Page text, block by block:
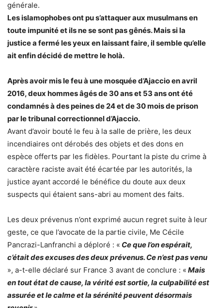
générale.
Les islamophobes ont pu s’attaquer aux musulmans en
toute impunité et ils ne se sont pas gênés. Mais si la
justice a fermé les yeux en laissant faire, il semble qu’elle
ait enfin décidé de mettre le holà.
Après avoir mis le feu à une mosquée d’Ajaccio en avril
2016, deux hommes âgés de 30 ans et 53 ans ont été
condamnés à des peines de 24 et de 30 mois de prison
par le tribunal correctionnel d’Ajaccio.
Avant d’avoir bouté le feu à la salle de prière, les deux
incendiaires ont dérobés des objets et des dons en
espèce offerts par les fidèles. Pourtant la piste du crime à
caractère raciste avait été écartée par les autorités, la
justice ayant accordé le bénéfice du doute aux deux
suspects qui étaient sans-abri au moment des faits.
Les deux prévenus n’ont exprimé aucun regret suite à leur
geste, ce que l’avocate de la partie civile, Me Cécile
Pancrazi-Lanfranchi a déploré : « Ce que l’on espérait,
c’était des excuses des deux prévenus. Ce n’est pas venu
», a-t-elle déclaré sur France 3 avant de conclure : « Mais
en tout état de cause, la vérité est sortie, la culpabilité est
assurée et le calme et la sérénité peuvent désormais